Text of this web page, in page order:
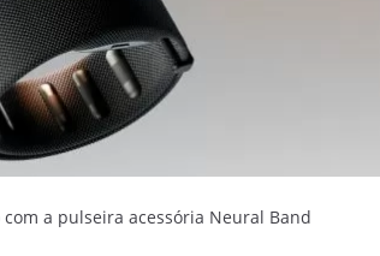
a pulseira acessória Neural Band